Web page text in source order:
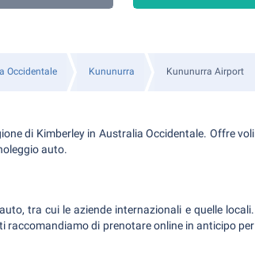
Occidentale Kununurra Kununurra Airport
di Kimberley in Australia Occidentale. Offre voli
auto.
tra cui le aziende internazionali e quelle locali.
raccomandiamo di prenotare online in anticipo per